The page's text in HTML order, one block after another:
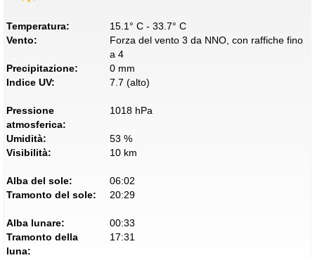
Temperatura:
15.1° C - 33.7° C
Vento:
Forza del vento 3 da NNO, con raffiche fino
a 4
Precipitazione:
0 mm
Indice UV:
7.7 (alto)
Pressione
atmosferica:
1018 hPa
Umidità:
53 %
Visibilità:
10 km
Alba del sole:
06:02
Tramonto del sole:
20:29
Alba lunare:
00:33
Tramonto della
luna:
17:31